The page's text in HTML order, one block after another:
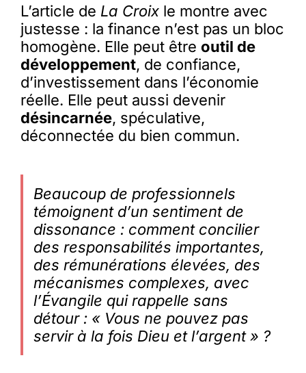
L’article de La Croixle montre avec
justesse : la finance n’est pas un bloc
homogène. Elle peut être outil de
développement, de confiance,
d’investissement dans l’économie
réelle. Elle peut aussi devenir
désincarnée, spéculative,
déconnectée du bien commun.
Beaucoup de professionnels
témoignent d’un sentiment de
dissonance : comment concilier
des responsabilités importantes,
des rémunérations élevées, des
mécanismes complexes, avec
l’Évangile qui rappelle sans
détour : « Vous ne pouvez pas
servir à la fois Dieu et l’argent » ?